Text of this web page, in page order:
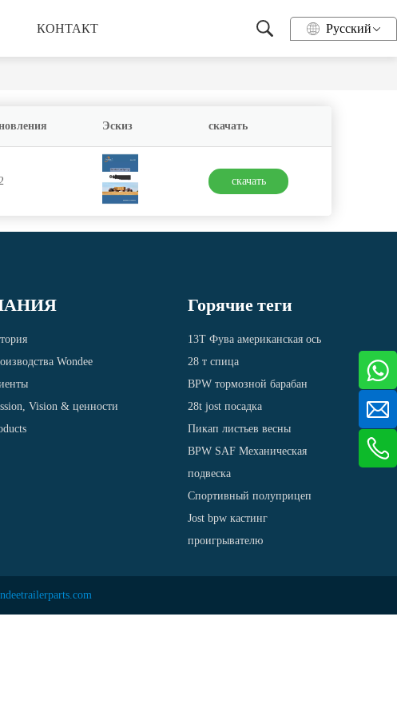
КОНТАКТ Pусский
Эскиз скачать
скачать
Wondee
Vision & ценности
Горячие теги
13Т Фува американская ось
28 т спица
BPW тормозной барабан
28t jost посадка
Пикап листьев весны
BPW SAF Механическая
подвеска
Спортивный полуприцеп
Jost bpw кастинг
проигрывателю